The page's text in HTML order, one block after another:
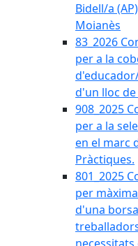
Bidell/a
Moianès
83_2026
per a la
d'un lloc
908_2025
per a la
en el marc
Pràctiques.
801_2025
per
d'una